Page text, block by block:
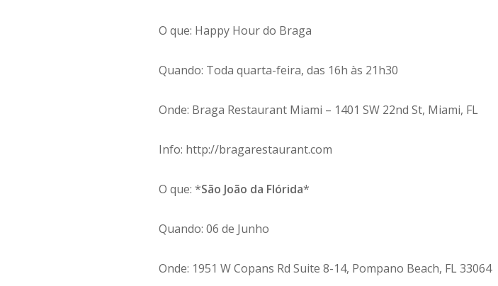
O que: Happy Hour do Braga
Quando: Toda quarta-feira, das 16h às 21h30
Onde: Braga Restaurant Miami – 1401 SW 22nd St, Miami, FL
Info: http://bragarestaurant.com
O que: *São João da Flórida*
Quando: 06 de Junho
Onde: 1951 W Copans Rd Suite 8-14, Pompano Beach, FL 33064